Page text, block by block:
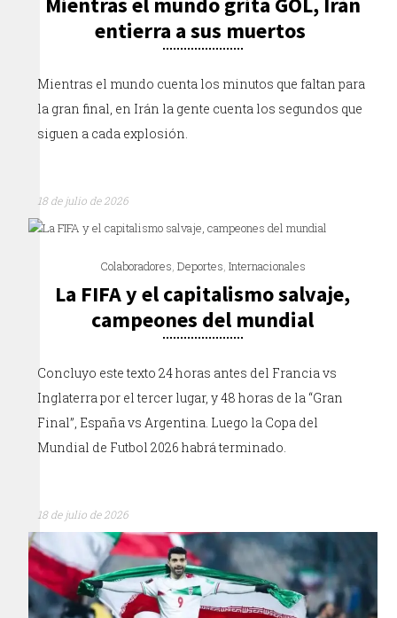
entierra a sus muertos
Mientras el mundo cuenta los minutos que faltan para
la gran final, en Irán la gente cuenta los segundos que
siguen a cada explosión.
18 de julio de 2026
Colaboradores, Deportes, Internacionales
La FIFA y el capitalismo salvaje,
campeones del mundial
Concluyo este texto 24 horas antes del Francia vs
Inglaterra por el tercer lugar, y 48 horas de la “Gran
Final”, España vs Argentina. Luego la Copa del
Mundial de Futbol 2026 habrá terminado.
18 de julio de 2026